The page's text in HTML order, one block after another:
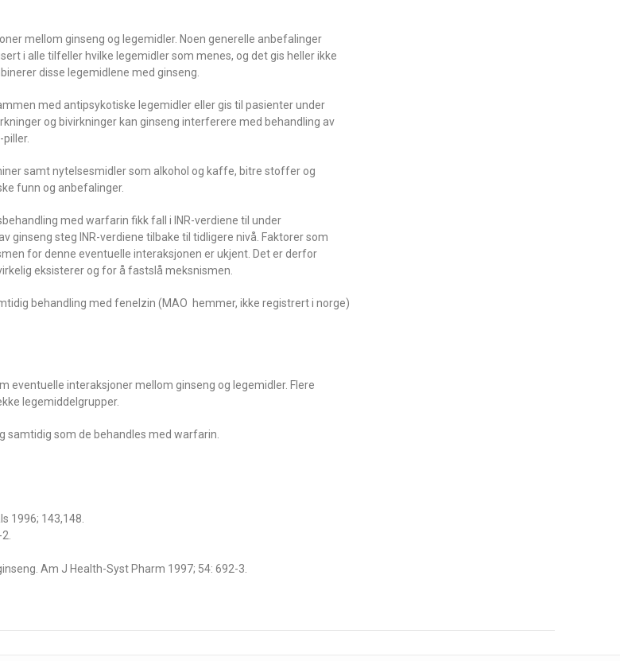
mellom ginseng og legemidler. Noen generelle anbefalinger
i alle tilfeller hvilke legemidler som menes, og det gis heller ikke
disse legemidlene med ginseng.
med antipsykotiske legemidler eller gis til pasienter under
og bivirkninger kan ginseng interferere med behandling av
samt nytelsesmidler som alkohol og kaffe, bitre stoffer og
funn og anbefalinger.
med warfarin fikk fall i INR-verdiene til under
ginseng steg INR-verdiene tilbake til tidligere nivå. Faktorer som
for denne eventuelle interaksjonen er ukjent. Det er derfor
eksisterer og for å fastslå meksnismen.
behandling med fenelzin (MAO  hemmer, ikke registrert i norge)
eventuelle interaksjoner mellom ginseng og legemidler. Flere
legemiddelgrupper.
som de behandles med warfarin.
1996; 143,148.
Am J Health-Syst Pharm 1997; 54: 692-3.